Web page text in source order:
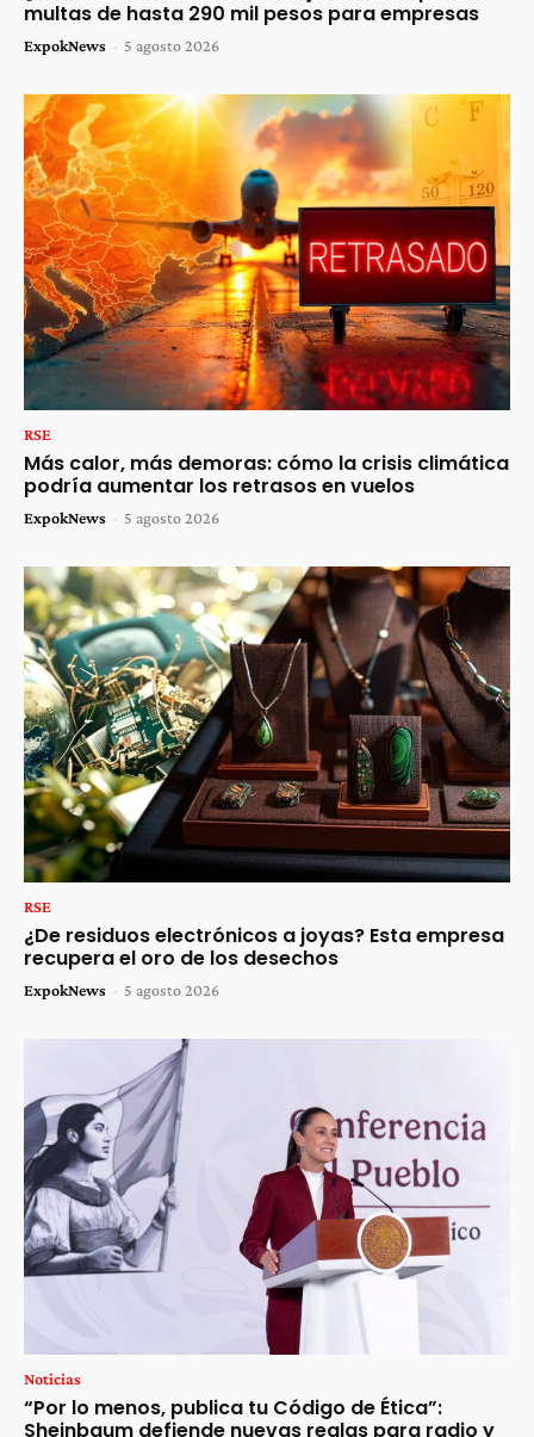
multas de hasta 290 mil pesos para empresas
ExpokNews - 5 agosto 2026
RSE
Más calor, más demoras: cómo la crisis climática
podría aumentar los retrasos en vuelos
ExpokNews - 5 agosto 2026
RSE
¿De residuos electrónicos a joyas? Esta empresa
recupera el oro de los desechos
ExpokNews - 5 agosto 2026
Noticias
“Por lo menos, publica tu Código de Ética”:
Sheinbaum defiende nuevas reglas para radio y